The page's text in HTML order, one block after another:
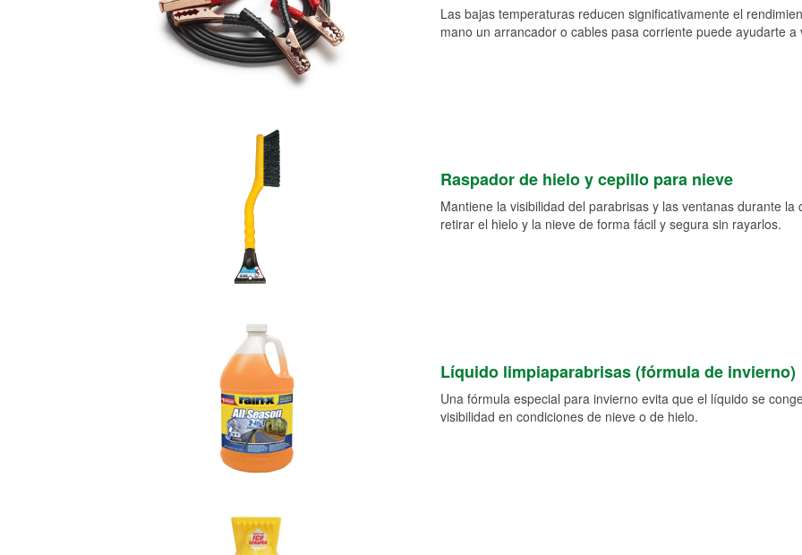
Las bajas temperaturas reducen significativamente el
mano un arrancador o cables pasa corriente puede ayudarte
Raspador de hielo y cepillo para nieve
Mantiene la visibilidad del parabrisas y las ventanas durante
retirar el hielo y la nieve de forma fácil y segura sin rayarlos.
Líquido limpiaparabrisas (fórmula de invierno)
Una fórmula especial para invierno evita que el líquido se
visibilidad en condiciones de nieve o de hielo.